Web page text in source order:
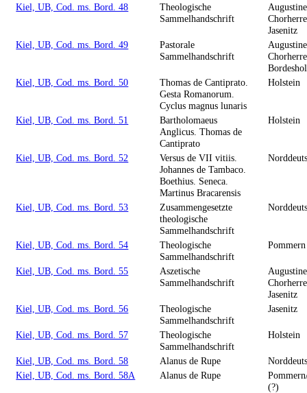
Kiel, UB, Cod. ms. Bord. 48
Theologische
Sammelhandschrift
Jasenitz
Kiel, UB, Cod. ms. Bord. 49
Pastorale
Sammelhandschrift
Kiel, UB, Cod. ms. Bord. 50
Thomas de Cantiprato.
Gesta Romanorum.
Cyclus magnus lunaris
Holstein
Kiel, UB, Cod. ms. Bord. 51
Bartholomaeus
Anglicus. Thomas de
Cantiprato
Holstein
Kiel, UB, Cod. ms. Bord. 52
Versus de VII vitiis.
Johannes de Tambaco.
Boethius. Seneca.
Martinus Bracarensis
Kiel, UB, Cod. ms. Bord. 53
Zusammengesetzte
theologische
Sammelhandschrift
Kiel, UB, Cod. ms. Bord. 54
Theologische
Sammelhandschrift
Pommern
Kiel, UB, Cod. ms. Bord. 55
Aszetische
Sammelhandschrift
Jasenitz
Kiel, UB, Cod. ms. Bord. 56
Theologische
Sammelhandschrift
Jasenitz
Kiel, UB, Cod. ms. Bord. 57
Theologische
Sammelhandschrift
Holstein
Kiel, UB, Cod. ms. Bord. 58 Alanus de Rupe
Kiel, UB, Cod. ms. Bord. 58A
Alanus de Rupe
(?)